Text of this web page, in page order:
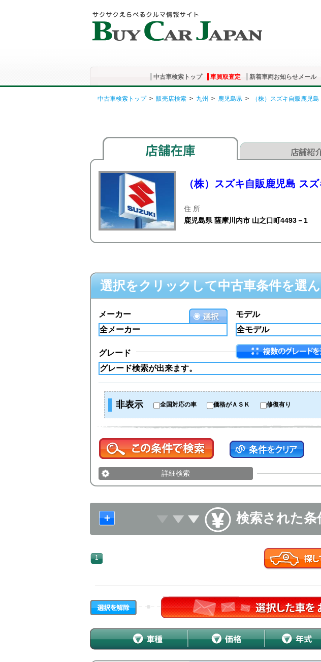
中古車検索トップ 車買取査定 新着車両お知らせメール
中古車検索トップ> 販売店検索 > 九州 > 鹿児島県 > （株）スズキ自販鹿児
（株）スズキ自販鹿児島 ス
住 所
鹿児島県 薩摩川内市 山之口町4493－1
選択をクリックして中古車条件を選
モデル
メーカー
グレード
非表示 全国対応の車 価格がＡＳＫ 修復有り
詳細検索
検索された条
1